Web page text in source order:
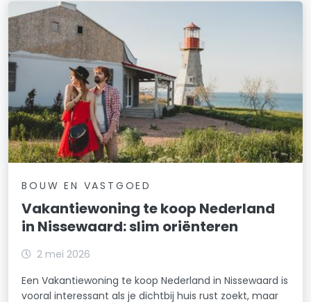
BOUW EN VASTGOED
Vakantiewoning te koop Nederland
in Nissewaard: slim oriënteren
2 mei 2026
Een Vakantiewoning te koop Nederland in Nissewaard is
vooral interessant als je dichtbij huis rust zoekt, maar